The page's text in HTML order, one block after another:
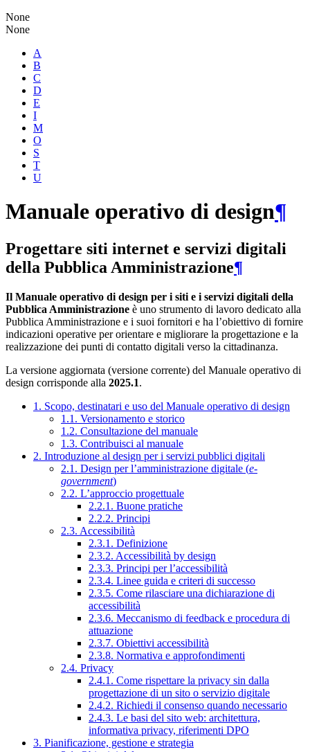
None
None
A
B
C
D
E
I
M
O
S
T
U
Manuale operativo di design¶
Progettare siti internet e servizi digitali
della Pubblica Amministrazione¶
Il Manuale operativo di design per i siti e i servizi digitali della
Pubblica Amministrazione è uno strumento di lavoro dedicato alla
Pubblica Amministrazione e i suoi fornitori e ha l’obiettivo di fornire
indicazioni operative per orientare e migliorare la progettazione e la
realizzazione dei punti di contatto digitali verso la cittadinanza.
La versione aggiornata (versione corrente) del Manuale operativo di
design corrisponde alla 2025.1.
1. Scopo, destinatari e uso del Manuale operativo di design
1.1. Versionamento e storico
1.2. Consultazione del manuale
1.3. Contribuisci al manuale
2. Introduzione al design per i servizi pubblici digitali
2.1. Design per l’amministrazione digitale (e-
government)
2.2. L’approccio progettuale
2.2.1. Buone pratiche
2.2.2. Principi
2.3. Accessibilità
2.3.1. Definizione
2.3.2. Accessibilità by design
2.3.3. Principi per l’accessibilità
2.3.4. Linee guida e criteri di successo
2.3.5. Come rilasciare una dichiarazione di
accessibilità
2.3.6. Meccanismo di feedback e procedura di
attuazione
2.3.7. Obiettivi accessibilità
2.3.8. Normativa e approfondimenti
2.4. Privacy
2.4.1. Come rispettare la privacy sin dalla
progettazione di un sito o servizio digitale
2.4.2. Richiedi il consenso quando necessario
2.4.3. Le basi del sito web: architettura,
informativa privacy, riferimenti DPO
3. Pianificazione, gestione e strategia